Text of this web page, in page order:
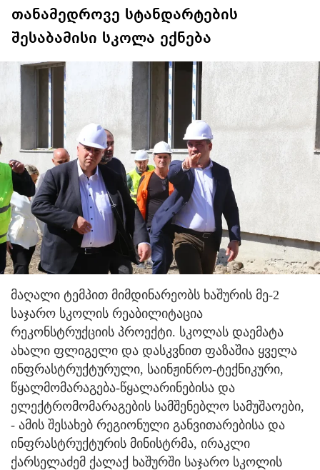
თანამედროვე სტანდარტების
შესაბამისი სკოლა ექნება
მაღალი ტემპით მიმდინარეობს ხაშურის მე-2
საჯარო სკოლის რეაბილიტაცია
რეკონსტრუქციის პროექტი. სკოლას დაემატა
ახალი ფლიგელი და დასკვნით ფაზაშია ყველა
ინფრასტრუქტურული, საინჟინრო-ტექნიკური,
წყალმომარაგება-წყალარინებისა და
ელექტრომომარაგების სამშენებლო სამუშაოები,
- ამის შესახებ რეგიონული განვითარებისა და
ინფრასტრუქტურის მინისტრმა, ირაკლი
ქარსელაძემ ქალაქ ხაშურში საჯარო სკოლის